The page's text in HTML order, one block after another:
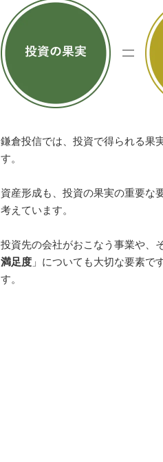
鎌倉投信では、投資で得られる果
す。
資産形成も、投資の果実の重要な
考えています。
投資先の会社がおこなう事業や、
満足度 」についても大切な要素で
す。